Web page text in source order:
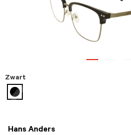
Hans Anders
Zwart
geselecteerd